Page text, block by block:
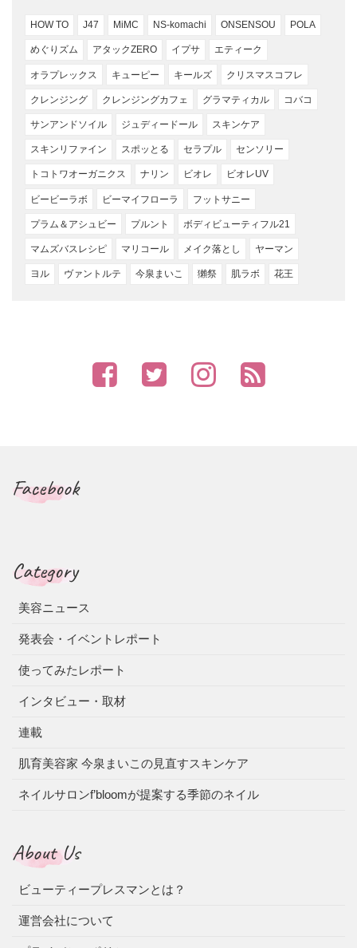
HOW TO J47 MiMC NS-komachi ONSENSOU POLA
めぐりズム アタックZERO イプサ エティーク
オラプレックス キューピー キールズ クリスマスコフレ
クレンジング クレンジングカフェ グラマティカル コバコ
サンアンドソイル ジュディードール スキンケア
スキンリファイン スポッとる セラプル センソリー
トコトワオーガニクス ナリン ビオレ ビオレUV
ビービーラボ ビーマイフローラ フットサニー
プラム＆アシュビー プルント ボディビューティフル21
マムズバスレシピ マリコール メイク落とし ヤーマン
ヨル ヴァントルテ 今泉まいこ 獺祭 肌ラボ 花王
Facebook
Category
美容ニュース
発表会・イベントレポート
使ってみたレポート
インタビュー・取材
連載
肌育美容家 今泉まいこの見直すスキンケア
ネイルサロンf’bloomが提案する季節のネイル
About Us
ビューティープレスマンとは？
運営会社について